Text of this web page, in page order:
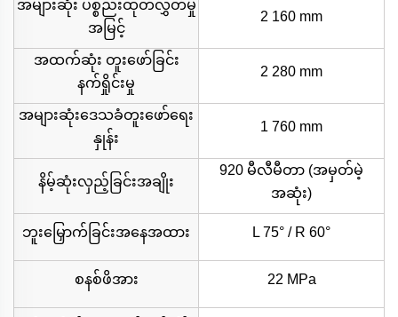
အများဆုံး ပစ္စည်းထုတ်လွှတ်မှု
အမြင့်
2 160 mm
အထက်ဆုံး တူးဖော်ခြင်း
နက်ရှိုင်းမှု
2 280 mm
အများဆုံးဒေသခံတူးဖော်ရေး
နှုန်း
1 760 mm
နိမ့်ဆုံးလှည့်ခြင်းအချိုး
920 မီလီမီတာ (အမှတ်မဲ့
အဆုံး)
ဘူးမြှောက်ခြင်းအနေအထား L 75° / R 60°
စနစ်ဖိအား 22 MPa